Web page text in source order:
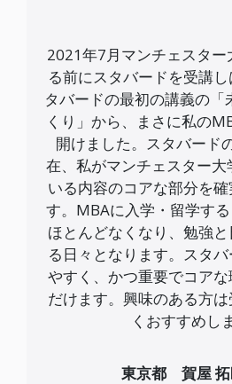
2021年7月マンチェスタ
る前にスタバードを受講
タバードの最初の講義の「
くり」から、まさに私の
開けました。スタバード
在、私がマンチェスター
いる内容のコアな部分を
す。MBAに入学・留学す
ほとんどなくなり、勉強
る日々となります。スタ
やすく、かつ重要でコア
だけます。興味のある方
くおすすめし
東京都 賀屋 拓